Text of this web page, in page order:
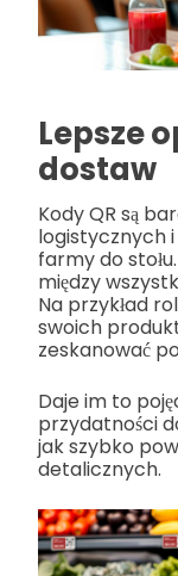
Lepsze
dostaw
Kody QR są
logistycznych
farmy do
między
Na przykład
swoich
zeskanować
Daje im to
przydatności
jak szybko
detalicznych.